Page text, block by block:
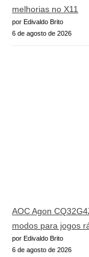
melhorias no X11
por Edivaldo Brito
6 de agosto de 2026
AOC Agon
modos para jogos
por Edivaldo Brito
6 de agosto de 2026